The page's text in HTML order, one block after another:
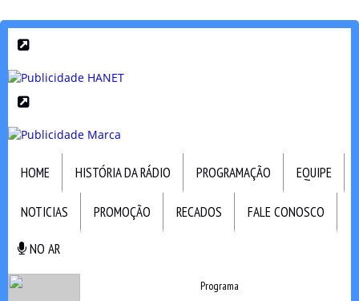
HOME HISTÓRIA DA RÁDIO PROGRAMAÇÃO EQUIPE
NOTICIAS PROMOÇÃO RECADOS FALE CONOSCO
NO AR
Programa